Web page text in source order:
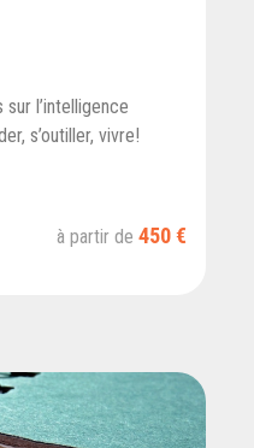
l’intelligence
s’outiller, vivre!
à partir de 450 €